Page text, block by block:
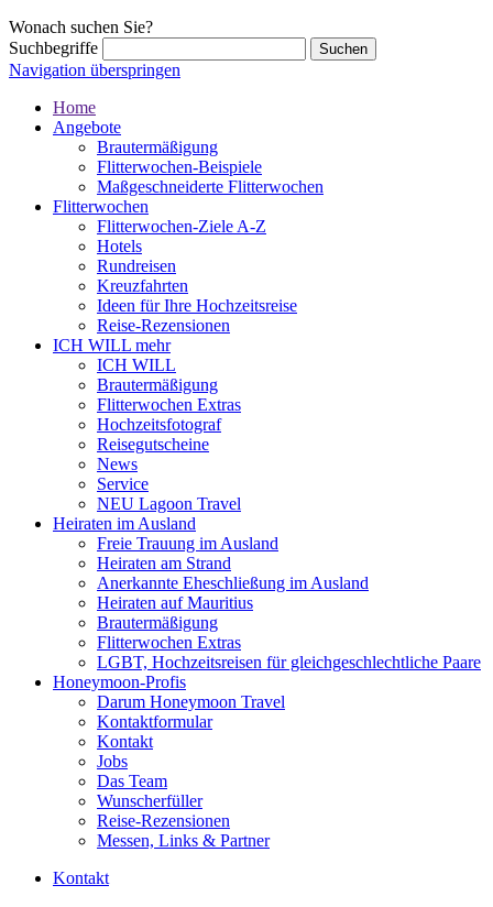
Wonach suchen Sie?
Suchbegriffe
Navigation überspringen
Home
Angebote
Brautermäßigung
Flitterwochen-Beispiele
Maßgeschneiderte Flitterwochen
Flitterwochen
Flitterwochen-Ziele A-Z
Hotels
Rundreisen
Kreuzfahrten
Ideen für Ihre Hochzeitsreise
Reise-Rezensionen
ICH WILL mehr
ICH WILL
Brautermäßigung
Flitterwochen Extras
Hochzeitsfotograf
Reisegutscheine
News
Service
NEU Lagoon Travel
Heiraten im Ausland
Freie Trauung im Ausland
Heiraten am Strand
Anerkannte Eheschließung im Ausland
Heiraten auf Mauritius
Brautermäßigung
Flitterwochen Extras
LGBT, Hochzeitsreisen für gleichgeschlechtliche Paare
Honeymoon-Profis
Darum Honeymoon Travel
Kontaktformular
Kontakt
Jobs
Das Team
Wunscherfüller
Reise-Rezensionen
Messen, Links & Partner
Kontakt